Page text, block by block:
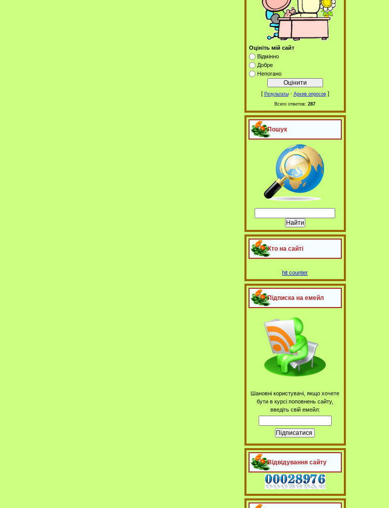
Оцініть мій сайт
Відмінно
Добре
Непогано
[ Результаты· Архив опросов]
Всего ответов: 287
Пошук
Хто на сайті
hit counter
Підписка на емейл
Шановні користувачі, якщо хочете
бути в курсі поповнень сайту,
введіть свій емейл:
Відвідування сайту